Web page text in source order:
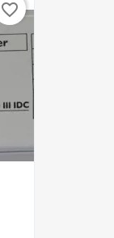
favorite_border